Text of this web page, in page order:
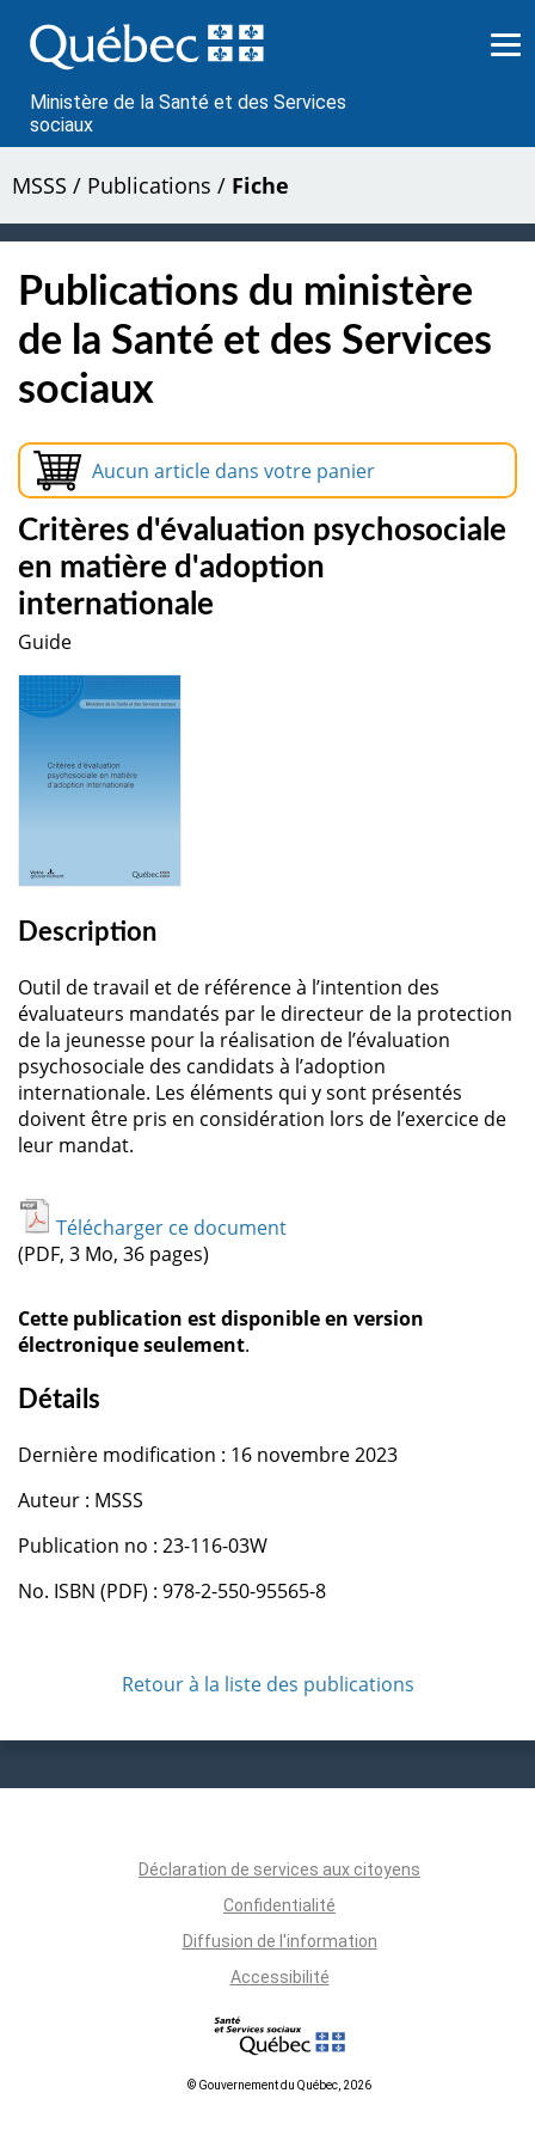
au
contenu
Ministère de la Santé et des Services
sociaux
MSSS / Publications / Fiche
Publications du ministère
de la Santé et des Services
sociaux
Aucun article dans votre panier
Critères d'évaluation psychosociale
en matière d'adoption
internationale
Guide
Description
Outil de travail et de référence à l’intention des
évaluateurs mandatés par le directeur de la protection
de la jeunesse pour la réalisation de l’évaluation
psychosociale des candidats à l’adoption
internationale. Les éléments qui y sont présentés
doivent être pris en considération lors de l’exercice de
leur mandat.
Télécharger ce document
(PDF, 3 Mo, 36 pages)
Cette publication est disponible en version
électronique seulement.
Détails
Dernière modification : 16 novembre 2023
Auteur : MSSS
Publication no : 23-116-03W
No. ISBN (PDF) : 978-2-550-95565-8
Retour à la liste des publications
Déclaration de services aux citoyens
Confidentialité
Diffusion de l'information
Accessibilité
© Gouvernement du Québec, 2026